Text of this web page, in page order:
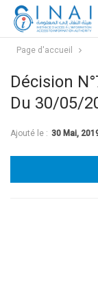
Page d'accueil
Décision
Du 30/05/
Ajouté le : 30 Mai,